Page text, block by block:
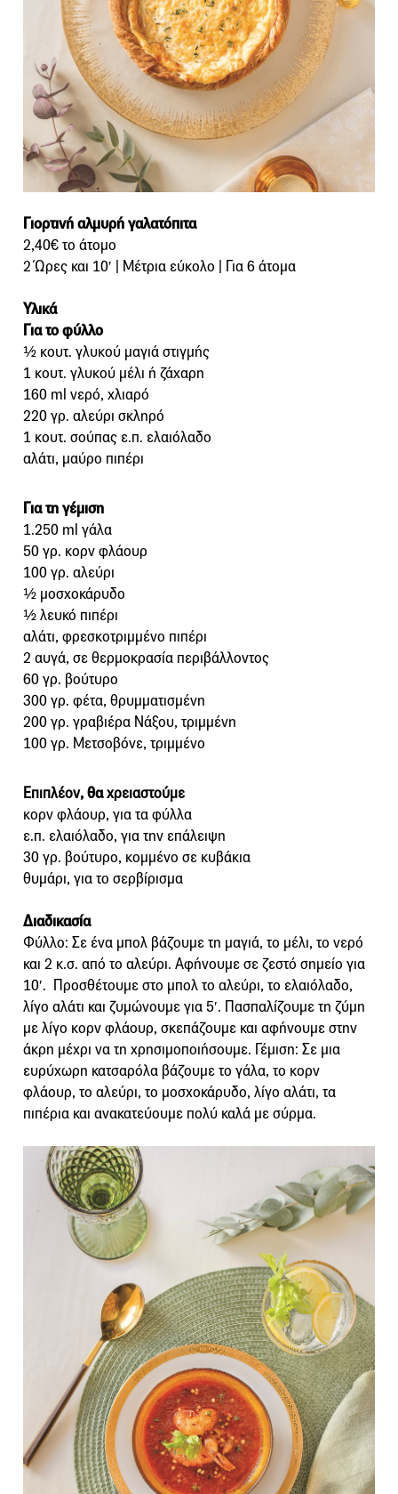
Γιορτινή αλμυρή γαλατόπιτα
2,40€ το άτομο
2 Ώρες και 10′ | Μέτρια εύκολο | Για 6 άτομα
Υλικά
Για το φύλλο
½ κουτ. γλυκού μαγιά στιγμής
1 κουτ. γλυκού μέλι ή ζάχαρη
160 ml νερό, χλιαρό
220 γρ. αλεύρι σκληρό
1 κουτ. σούπας ε.π. ελαιόλαδο
αλάτι, μαύρο πιπέρι
Για τη γέμιση
1.250 ml γάλα
50 γρ. κορν φλάουρ
100 γρ. αλεύρι
½ μοσχοκάρυδο
½ λευκό πιπέρι
αλάτι, φρεσκοτριμμένο πιπέρι
2 αυγά, σε θερμοκρασία περιβάλλοντος
60 γρ. βούτυρο
300 γρ. φέτα, θρυμματισμένη
200 γρ. γραβιέρα Νάξου, τριμμένη
100 γρ. Μετσοβόνε, τριμμένο
Επιπλέον, θαχρειαστούμε
κορν φλάουρ, για τα φύλλα
ε.π. ελαιόλαδο, για την επάλειψη
30 γρ. βούτυρο, κομμένο σε κυβάκια
θυμάρι, για το σερβίρισμα
Διαδικασία
Φύλλο: Σε ένα μπολ βάζουμε τη μαγιά, το μέλι, το νερό
και 2 κ.σ. από το αλεύρι. Αφήνουμε σε ζεστό σημείο για
10′. Προσθέτουμε στο μπολ το αλεύρι, το ελαιόλαδο,
λίγο αλάτι και ζυμώνουμε για 5′. Πασπαλίζουμε τη ζύμη
με λίγο κορν φλάουρ, σκεπάζουμε και αφήνουμε στην
άκρη μέχρι να τη χρησιμοποιήσουμε. Γέμιση: Σε μια
ευρύχωρη κατσαρόλα βάζουμε το γάλα, το κορν
φλάουρ, το αλεύρι, το μοσχοκάρυδο, λίγο αλάτι, τα
πιπέρια και ανακατεύουμε πολύ καλά με σύρμα.